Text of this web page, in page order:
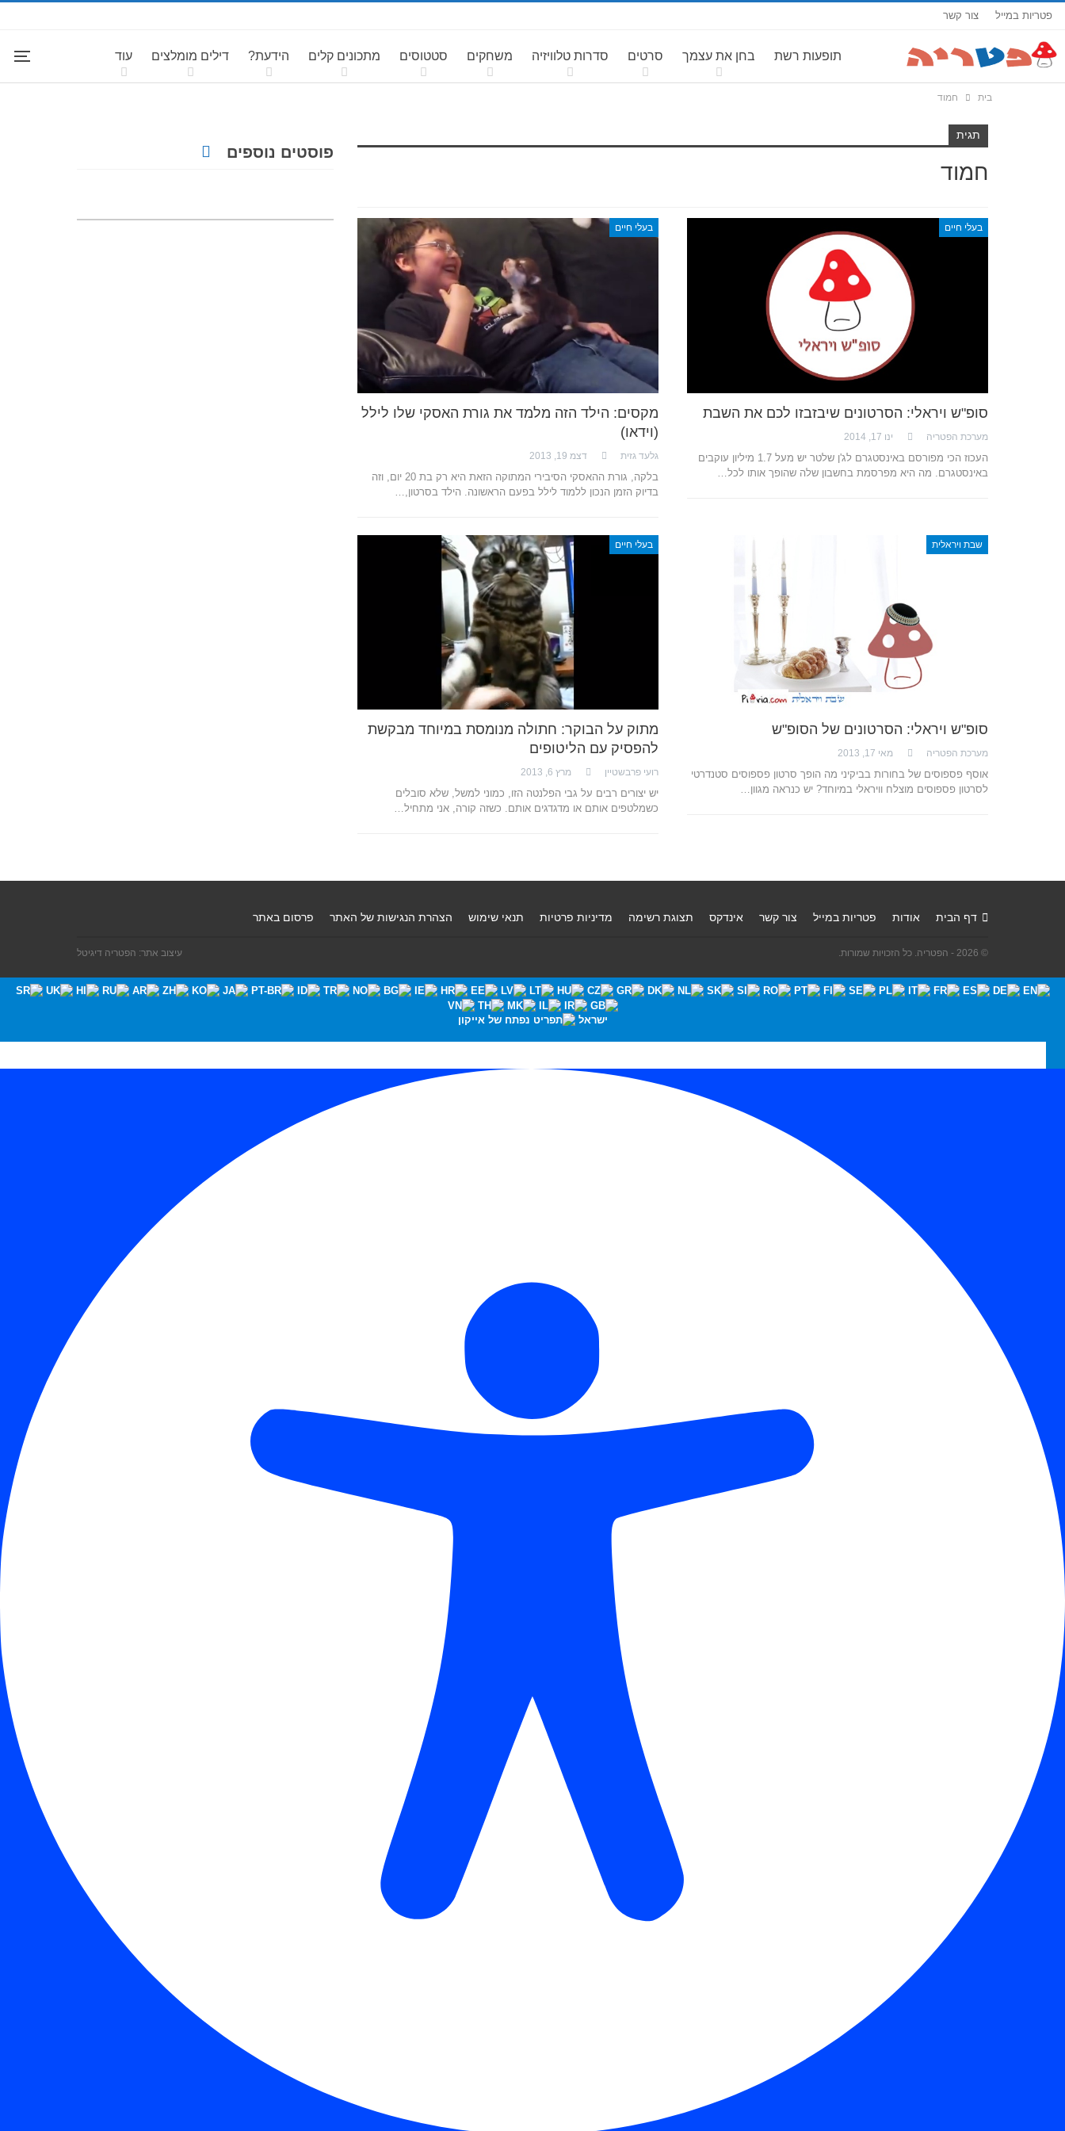
פטריות במייל צור קשר
תופעות רשת בחן את עצמך סרטים סדרות טלוויזיה משחקים סטטוסים מתכונים קלים הידעת? דילים מומלצים עוד
בית חמוד
תגית
חמוד
בעלי חיים
סופ"ש ויראלי: הסרטונים שיבזבזו לכם את השבת
מערכת הפטריה ינו 17, 2014
העכוז הכי מפורסם באינסטגרם לג'ן שלטר יש מעל 1.7 מיליון עוקבים
באינסטגרם. מה היא מפרסמת בחשבון שלה שהופך אותו לכל…
בעלי חיים
מקסים: הילד הזה מלמד את גורת האסקי שלו לילל
(וידאו)
גלעד גזית דצמ 19, 2013
בלקה, גורת ההאסקי הסיבירי המתוקה הזאת היא רק בת 20 יום, וזה
בדיוק הזמן הנכון ללמוד לילל בפעם הראשונה. הילד בסרטון,…
שבת ויראלית
סופ"ש ויראלי: הסרטונים של הסופ"ש
מערכת הפטריה מאי 17, 2013
אוסף פספוסים של בחורות בביקיני מה הופך סרטון פספוסים סטנדרטי
לסרטון פספוסים מוצלח וויראלי במיוחד? יש כנראה מגוון…
בעלי חיים
מתוק על הבוקר: חתולה מנומסת במיוחד מבקשת
להפסיק עם הליטופים
רועי פרבשטיין מרץ 6, 2013
יש יצורים רבים על גבי הפלנטה הזו, כמוני למשל, שלא סובלים
כשמלטפים אותם או מדגדגים אותם. כשזה קורה, אני מתחיל…
פוסטים נוספים
דף הבית אודות פטריות במייל צור קשר אינדקס תצוגת רשימה מדיניות פרטיות תנאי שימוש הצהרת הנגישות של האתר פרסום באתר
© 2026 - הפטריה. כל הזכויות שמורות. עיצוב אתר: הפטריה דיגיטל
ישראל